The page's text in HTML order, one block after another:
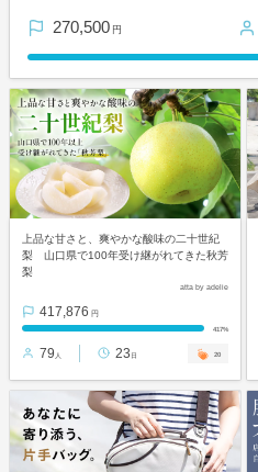
270,500 円
上品な甘さと、爽やかな酸味の二十世紀
梨 山口県で100年受け継がれてきた秋芳
梨
atta by adelie
417,876 円
417%
79 人 23 日 20